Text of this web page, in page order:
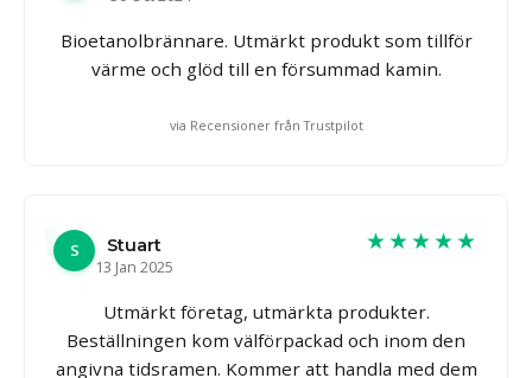
Bioetanolbrännare. Utmärkt produkt som tillför
värme och glöd till en försummad kamin.
via Recensioner från Trustpilot
S
Stuart
13 Jan 2025
★★★★★
Utmärkt företag, utmärkta produkter.
Beställningen kom välförpackad och inom den
angivna tidsramen. Kommer att handla med dem